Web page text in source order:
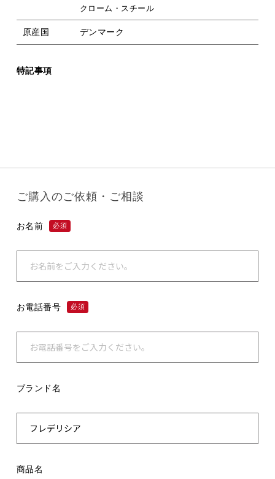
クローム・スチール
原産国 デンマーク
特記事項
ご購入のご依頼・ご相談
お名前 必須
お電話番号 必須
ブランド名
商品名